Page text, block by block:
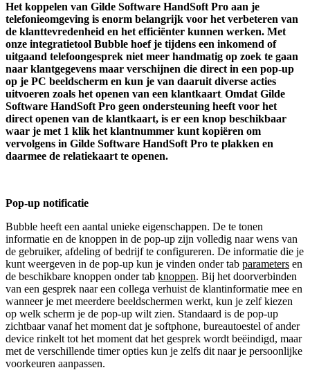
Het koppelen van Gilde Software HandSoft Pro aan je
telefonieomgeving is enorm belangrijk voor het verbeteren van
de klanttevredenheid en het efficiënter kunnen werken. Met
onze integratietool Bubble hoef je tijdens een inkomend of
uitgaand telefoongesprek niet meer handmatig op zoek te gaan
naar klantgegevens maar verschijnen die direct in een pop-up
op je PC beeldscherm en kun je van daaruit diverse acties
uitvoeren zoals het openen van een klantkaart. Omdat Gilde
Software HandSoft Pro geen ondersteuning heeft voor het
direct openen van de klantkaart, is er een knop beschikbaar
waar je met 1 klik het klantnummer kunt kopiëren om
vervolgens in Gilde Software HandSoft Pro te plakken en
daarmee de relatiekaart te openen.
Pop-up notificatie
Bubble heeft een aantal unieke eigenschappen. De te tonen
informatie en de knoppen in de pop-up zijn volledig naar wens van
de gebruiker, afdeling of bedrijf te configureren. De informatie die je
kunt weergeven in de pop-up kun je vinden onder tab parameters en
de beschikbare knoppen onder tab knoppen. Bij het doorverbinden
van een gesprek naar een collega verhuist de klantinformatie mee en
wanneer je met meerdere beeldschermen werkt, kun je zelf kiezen
op welk scherm je de pop-up wilt zien. Standaard is de pop-up
zichtbaar vanaf het moment dat je softphone, bureautoestel of ander
device rinkelt tot het moment dat het gesprek wordt beëindigd, maar
met de verschillende timer opties kun je zelfs dit naar je persoonlijke
voorkeuren aanpassen.